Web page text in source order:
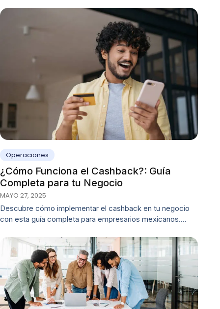
Operaciones
¿Cómo Funciona el Cashback?: Guía
Completa para tu Negocio
MAYO 27, 2025
Descubre cómo implementar el cashback en tu negocio
con esta guía completa para empresarios mexicanos.…